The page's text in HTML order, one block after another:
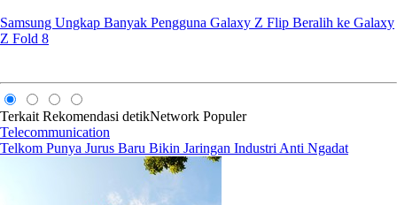
Samsung Ungkap Banyak Pengguna Galaxy Z Flip Beralih ke Galaxy
Z Fold 8
Terkait Rekomendasi detikNetwork Populer
Telecommunication
Telkom Punya Jurus Baru Bikin Jaringan Industri Anti Ngadat